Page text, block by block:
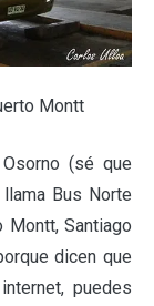
Montt
(sé que
Bus Norte
Montt, Santiago
dicen que
puedes